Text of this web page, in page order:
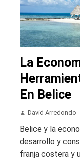
La
En Belice
David Arredondo
Belice y la
desarrollo y
franja costera y